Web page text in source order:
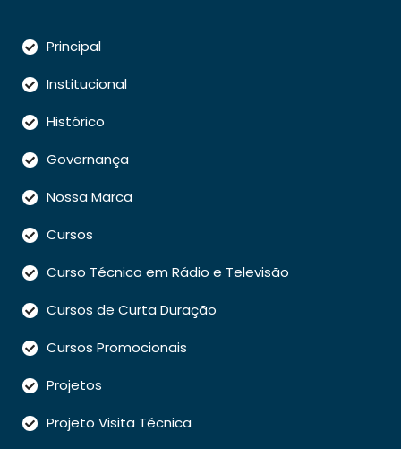
Principal
Institucional
Histórico
Governança
Nossa Marca
Cursos
Curso Técnico em Rádio e Televisão
Cursos de Curta Duração
Cursos Promocionais
Projetos
Projeto Visita Técnica